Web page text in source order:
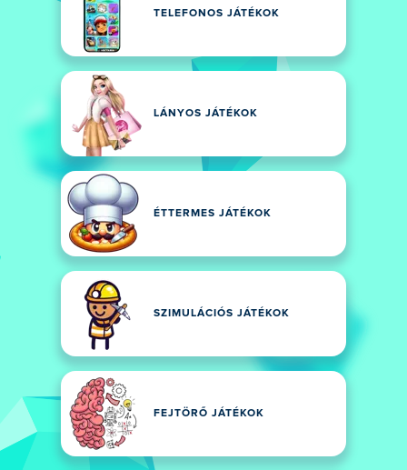
TELEFONOS JÁTÉKOK
LÁNYOS JÁTÉKOK
ÉTTERMES JÁTÉKOK
SZIMULÁCIÓS JÁTÉKOK
FEJTÖRŐ JÁTÉKOK